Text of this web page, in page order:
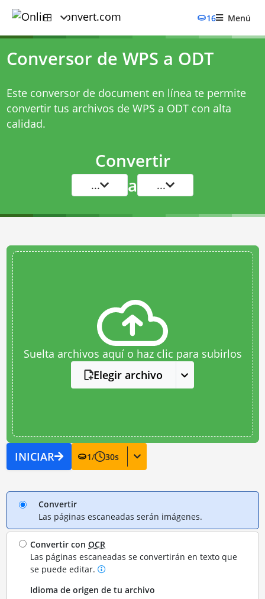
16 Menú
Conversor de WPS a ODT
Este conversor de document en línea te permite
convertir tus archivos de WPS a ODT con alta
calidad.
Convertir
... a ...
Suelta archivos aquí o haz clic para subirlos
Elegir archivo
INICIAR 1/ 30s
Convertir
Las páginas escaneadas serán imágenes.
Convertir conOCR
Las páginas escaneadas se convertirán en texto que
se puede editar.
Idioma de origen de tu archivo